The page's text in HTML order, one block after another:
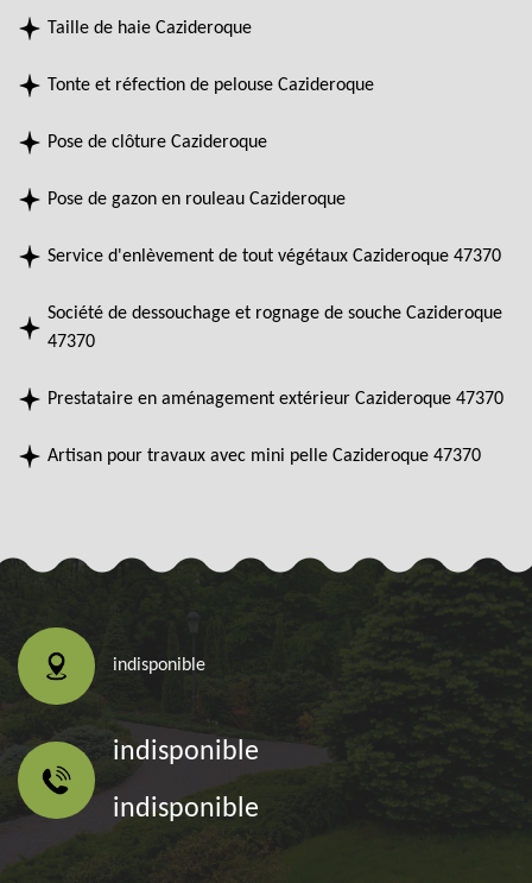
Taille de haie Cazideroque
Tonte et réfection de pelouse Cazideroque
Pose de clôture Cazideroque
Pose de gazon en rouleau Cazideroque
Service d'enlèvement de tout végétaux Cazideroque 47370
Société de dessouchage et rognage de souche Cazideroque
47370
Prestataire en aménagement extérieur Cazideroque 47370
Artisan pour travaux avec mini pelle Cazideroque 47370
indisponible
indisponible
indisponible